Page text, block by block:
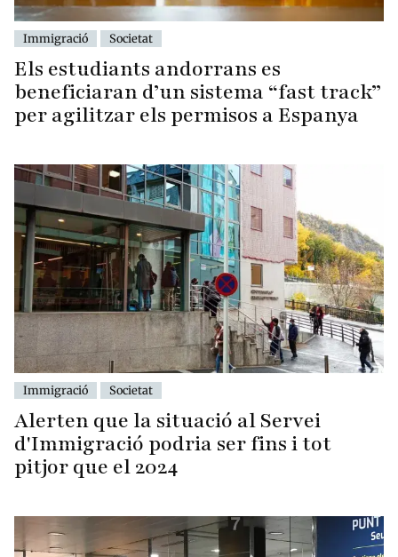
Immigració Societat
Els estudiants andorrans es
beneficiaran d’un sistema “fast track”
per agilitzar els permisos a Espanya
Immigració Societat
Alerten que la situació al Servei
d'Immigració podria ser fins i tot
pitjor que el 2024